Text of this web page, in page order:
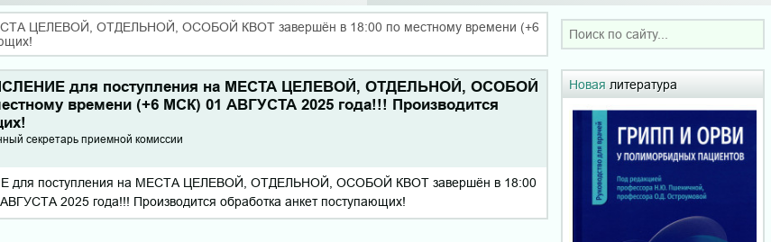
ЦЕЛЕВОЙ, ОТДЕЛЬНОЙ, ОСОБОЙ КВОТ завершён в 18:00 по местному времени (+6
для поступления на МЕСТА ЦЕЛЕВОЙ, ОТДЕЛЬНОЙ, ОСОБОЙ
времени (+6 МСК) 01 АВГУСТА 2025 года!!! Производится
секретарь приемной комиссии
поступления на МЕСТА ЦЕЛЕВОЙ, ОТДЕЛЬНОЙ, ОСОБОЙ КВОТ завершён в 18:00
2025 года!!! Производится обработка анкет поступающих!
Новая литература